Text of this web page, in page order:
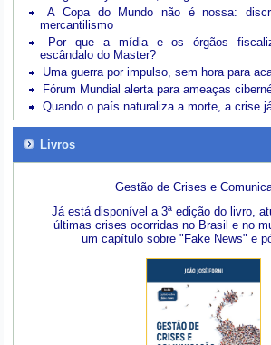
A Copa do Mundo não é nossa:
mercantilismo
Por que a mídia e os órgãos
escândalo do Master?
Uma guerra por impulso, sem hora para
Fórum Mundial alerta para ameaças
Quando o país naturaliza a morte, a crise
Livros
Gestão de Crises e
Já está disponível a 3ª edição do livro,
últimas crises ocorridas no Brasil e no
um capítulo sobre "Fake News" e